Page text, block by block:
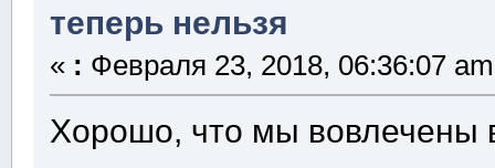
теперь нельзя
« : Февраля 23, 2018, 06:36:07
Хорошо, что мы вовлечены